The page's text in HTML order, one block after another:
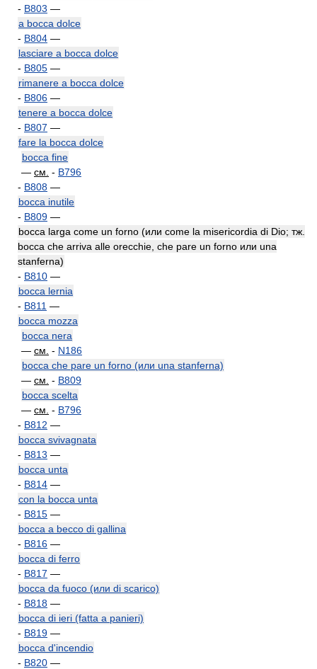
- B803 —
a bocca dolce
- B804 —
lasciare a bocca dolce
- B805 —
rimanere a bocca dolce
- B806 —
tenere a bocca dolce
- B807 —
fare la bocca dolce
bocca fine
— см. - B796
- B808 —
bocca inutile
- B809 —
bocca larga come un forno (или come la misericordia di Dio; тж.
bocca che arriva alle orecchie, che pare un forno или una
stanferna)
- B810 —
bocca lernia
- B811 —
bocca mozza
bocca nera
— см. - N186
bocca che pare un forno (или una stanferna)
— см. - B809
bocca scelta
— см. - B796
- B812 —
bocca svivagnata
- B813 —
bocca unta
- B814 —
con la bocca unta
- B815 —
bocca a becco di gallina
- B816 —
bocca di ferro
- B817 —
bocca da fuoco (или di scarico)
- B818 —
bocca di ieri (fatta a panieri)
- B819 —
bocca d'incendio
- B820 —